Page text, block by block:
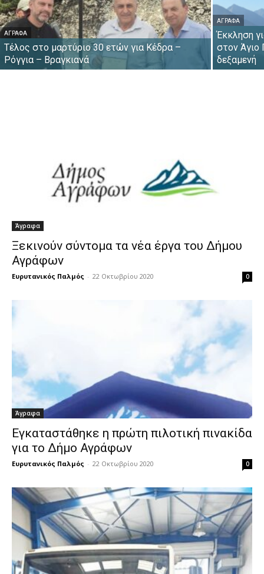
ΆΓΡΑΦΑ
Τέλος στο μαρτύριο 30 ετών για Κέδρα –
Ρόγγια – Βραγκιανά
ΆΓΡΑΦΑ
Έκκληση
στον Άγιο
δεξαμενή
Άγραφα
Ξεκινούν σύντομα τα νέα έργα του Δήμου
Αγράφων
Ευρυτανικός Παλμός - 22 Οκτωβρίου 2020 0
Άγραφα
Εγκαταστάθηκε η πρώτη πιλοτική πινακίδα
για το Δήμο Αγράφων
Ευρυτανικός Παλμός - 22 Οκτωβρίου 2020 0